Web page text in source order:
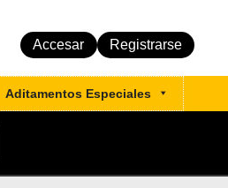
Accesar Registrarse
Aditamentos Especiales